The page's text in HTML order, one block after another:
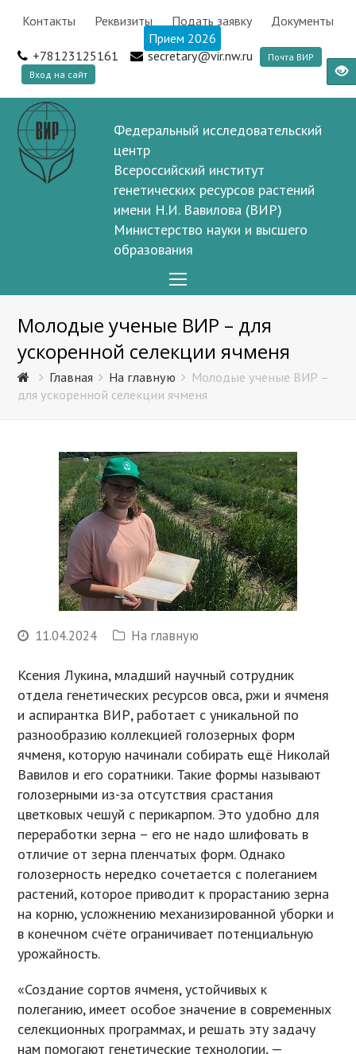
Контакты Реквизиты Подать заявку
Документы
Прием 2026
+78123125161
secretary@vir.nw.ru
Почта ВИР
Вход на сайт
Федеральный исследовательский
центр
Всероссийский институт
генетических ресурсов растений
имени Н.И. Вавилова (ВИР)
Министерство науки и высшего
образования
Menu
Молодые ученые ВИР – для
ускоренной селекции ячменя
Главная На главную
Молодые ученые ВИР –
для ускоренной селекции ячменя
11.04.2024 На главную
Ксения Лукина, младший научный сотрудник
отдела генетических ресурсов овса, ржи и ячменя
и аспирантка ВИР, работает с уникальной по
разнообразию коллекцией голозерных форм
ячменя, которую начинали собирать ещё Николай
Вавилов и его соратники. Такие формы называют
голозерными из-за отсутствия срастания
цветковых чешуй с перикарпом. Это удобно для
переработки зерна – его не надо шлифовать в
отличие от зерна пленчатых форм. Однако
голозерность нередко сочетается с полеганием
растений, которое приводит к прорастанию зерна
на корню, усложнению механизированной уборки и
в конечном счёте ограничивает потенциальную
урожайность.
«Создание сортов ячменя, устойчивых к
полеганию, имеет особое значение в современных
селекционных программах, и решать эту задачу
нам помогают генетические технологии, —